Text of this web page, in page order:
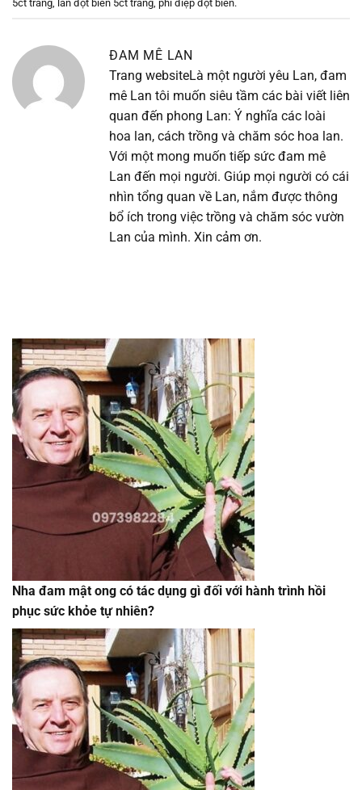
5ct trắng, lan đột biến 5ct trắng, phi điệp đột biến.
ĐAM MÊ LAN
Trang websiteLà một người yêu Lan, đam
mê Lan tôi muốn siêu tầm các bài viết liên
quan đến phong Lan: Ý nghĩa các loài
hoa lan, cách trồng và chăm sóc hoa lan.
Với một mong muốn tiếp sức đam mê
Lan đến mọi người. Giúp mọi người có cái
nhìn tổng quan về Lan, nắm được thông
bổ ích trong việc trồng và chăm sóc vườn
Lan của mình. Xin cảm ơn.
Nha đam mật ong có tác dụng gì đối với hành trình hồi
phục sức khỏe tự nhiên?